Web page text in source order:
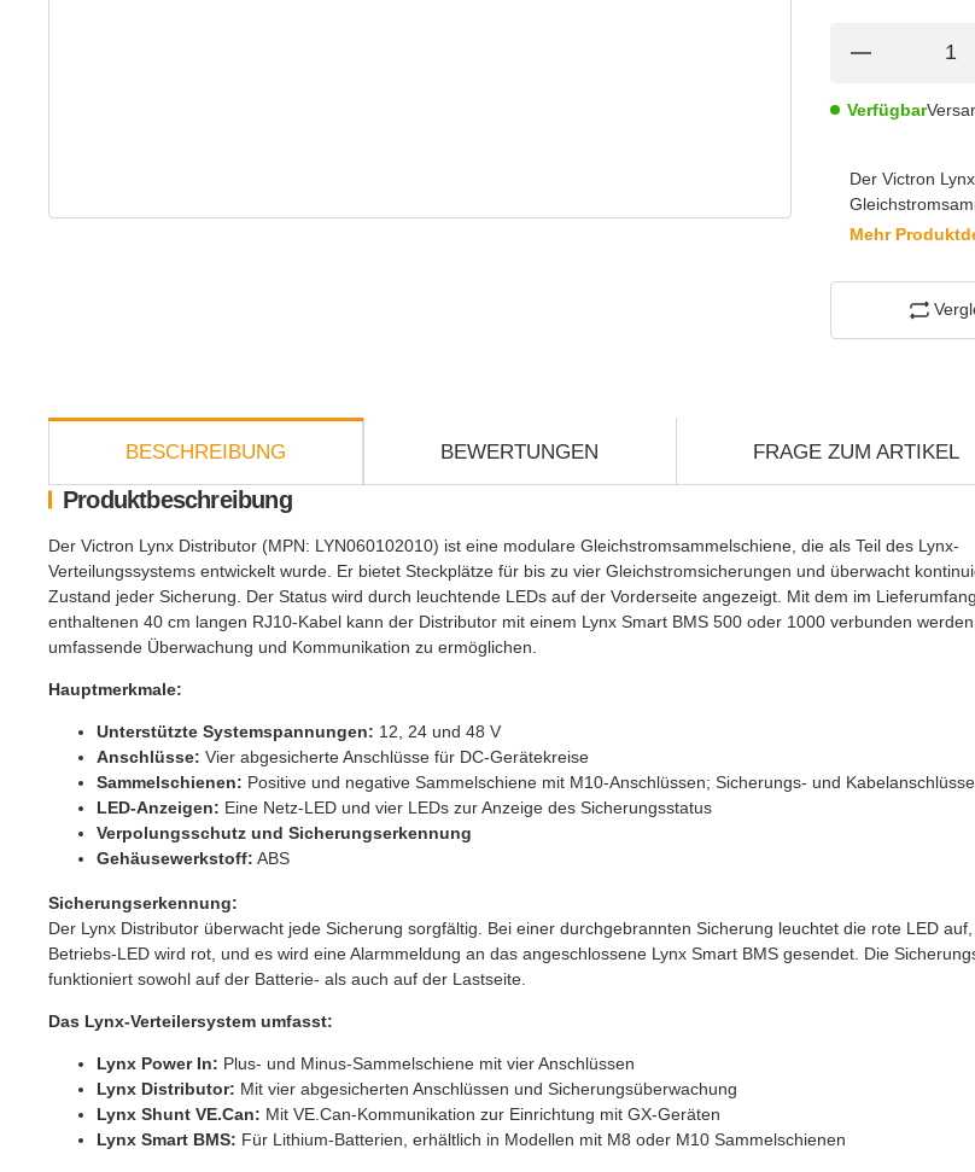
Verfügbar
Der Victron
Mehr
BESCHREIBUNG BEWERTUNGEN FRAGE ZUM ARTIKEL
Produktbeschreibung
Der Victron Lynx Distributor (MPN: LYN060102010) ist eine modulare Gleichstromsammelschiene, die als Teil des Lynx-
Verteilungssystems entwickelt wurde. Er bietet Steckplätze für bis zu vier Gleichstromsicherungen und überwacht
Zustand jeder Sicherung. Der Status wird durch leuchtende LEDs auf der Vorderseite angezeigt. Mit dem im Lieferumfang
enthaltenen 40 cm langen RJ10-Kabel kann der Distributor mit einem Lynx Smart BMS 500 oder 1000 verbunden
umfassende Überwachung und Kommunikation zu ermöglichen.
Hauptmerkmale:
Unterstützte Systemspannungen: 12, 24 und 48 V
Anschlüsse: Vier abgesicherte Anschlüsse für DC-Gerätekreise
Sammelschienen: Positive und negative Sammelschiene mit M10-Anschlüssen; Sicherungs- und
LED-Anzeigen: Eine Netz-LED und vier LEDs zur Anzeige des Sicherungsstatus
Verpolungsschutz und Sicherungserkennung
Gehäusewerkstoff: ABS
Sicherungserkennung:
Der Lynx Distributor überwacht jede Sicherung sorgfältig. Bei einer durchgebrannten Sicherung leuchtet die rote LED
Betriebs-LED wird rot, und es wird eine Alarmmeldung an das angeschlossene Lynx Smart BMS gesendet. Die
funktioniert sowohl auf der Batterie- als auch auf der Lastseite.
Das Lynx-Verteilersystem umfasst:
Lynx Power In: Plus- und Minus-Sammelschiene mit vier Anschlüssen
Lynx Distributor: Mit vier abgesicherten Anschlüssen und Sicherungsüberwachung
Lynx Shunt VE.Can: Mit VE.Can-Kommunikation zur Einrichtung mit GX-Geräten
Lynx Smart BMS: Für Lithium-Batterien, erhältlich in Modellen mit M8 oder M10 Sammelschienen